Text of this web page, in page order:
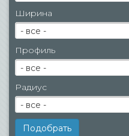
Ширина
- все -
Профиль
- все -
Радиус
- все -